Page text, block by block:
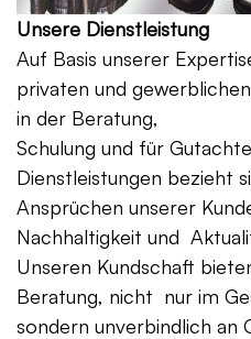
Unsere Dienstleistung
Auf Basis unserer
privaten und
in der Beratung,
Schulung und für
Dienstleistungen bezieht
Ansprüchen unserer
Nachhaltigkeit und
Unseren Kundschaft
Beratung, nicht nur im
sondern unverbindlich an